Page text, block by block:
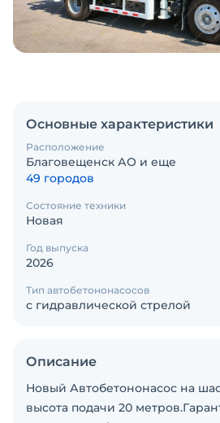
Основные характеристики
Расположение
Благовещенск АО и еще
49 городов
Состояние техники
Новая
Год выпуска
2026
Тип автобетононасосов
с гидравлической стрелой
Описание
Новый Автобетононасос на
высота подачи 20